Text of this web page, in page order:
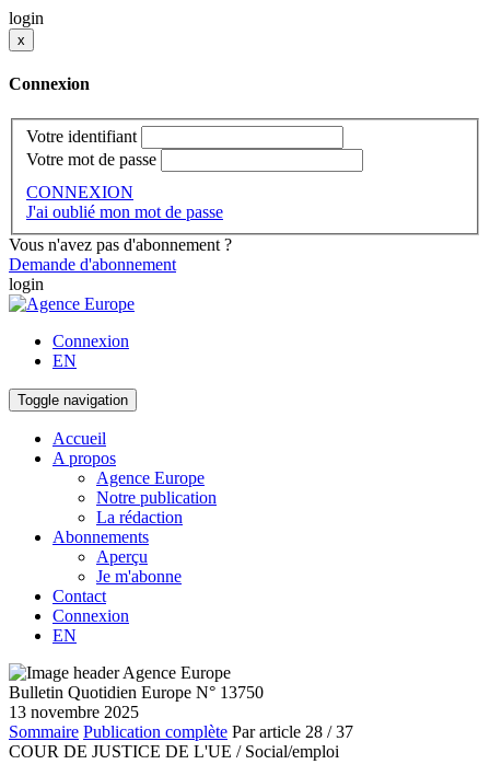
login
x
Connexion
Votre identifiant
Votre mot de passe
CONNEXION
J'ai oublié mon mot de passe
Vous n'avez pas d'abonnement ?
Demande d'abonnement
login
Connexion
EN
Toggle navigation
Accueil
A propos
Agence Europe
Notre publication
La rédaction
Abonnements
Aperçu
Je m'abonne
Contact
Connexion
EN
Bulletin Quotidien Europe N° 13750
13 novembre 2025
Sommaire Publication complète Par article 28 / 37
COUR DE JUSTICE DE L'UE / Social/emploi